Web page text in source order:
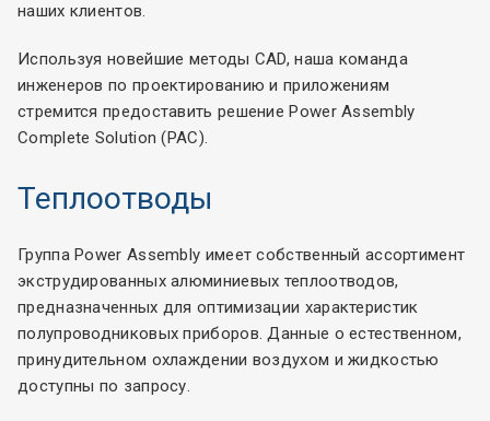
наших клиентов.
Используя новейшие методы CAD, наша команда
инженеров по проектированию и приложениям
стремится предоставить решение Power Assembly
Complete Solution (PAC).
Теплоотводы
Группа Power Assembly имеет собственный ассортимент
экструдированных алюминиевых теплоотводов,
предназначенных для оптимизации характеристик
полупроводниковых приборов. Данные о естественном,
принудительном охлаждении воздухом и жидкостью
доступны по запросу.